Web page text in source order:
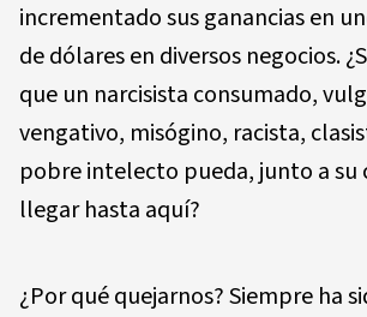
incrementado sus ganancias en
de dólares en diversos negocios.
que un narcisista consumado,
vengativo, misógino, racista,
pobre intelecto pueda, junto a
llegar hasta aquí?
¿Por qué quejarnos? Siempre ha